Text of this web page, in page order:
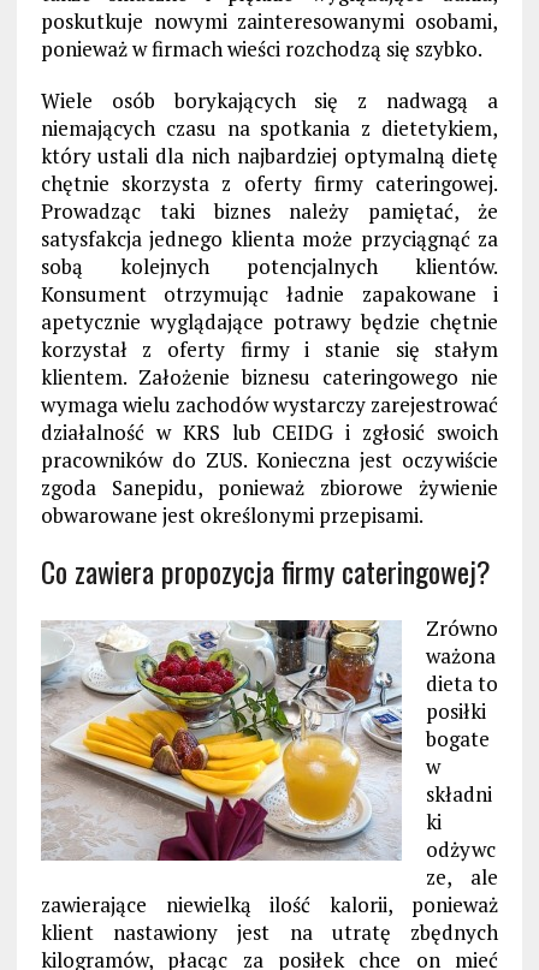
poskutkuje nowymi zainteresowanymi osobami,
ponieważ w firmach wieści rozchodzą się szybko.
Wiele osób borykających się z nadwagą a
niemających czasu na spotkania z dietetykiem,
który ustali dla nich najbardziej optymalną dietę
chętnie skorzysta z oferty firmy cateringowej.
Prowadząc taki biznes należy pamiętać, że
satysfakcja jednego klienta może przyciągnąć za
sobą kolejnych potencjalnych klientów.
Konsument otrzymując ładnie zapakowane i
apetycznie wyglądające potrawy będzie chętnie
korzystał z oferty firmy i stanie się stałym
klientem. Założenie biznesu cateringowego nie
wymaga wielu zachodów wystarczy zarejestrować
działalność w KRS lub CEIDG i zgłosić swoich
pracowników do ZUS. Konieczna jest oczywiście
zgoda Sanepidu, ponieważ zbiorowe żywienie
obwarowane jest określonymi przepisami.
Co zawiera propozycja firmy cateringowej?
Zrówno
ważona
dieta to
posiłki
bogate
w
składni
ki
odżywc
ze, ale
zawierające niewielką ilość kalorii, ponieważ
klient nastawiony jest na utratę zbędnych
kilogramów, płacąc za posiłek chce on mieć